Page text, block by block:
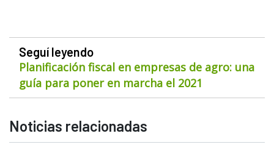
Seguí leyendo
Planificación fiscal en empresas de agro: una
guía para poner en marcha el 2021
Noticias relacionadas